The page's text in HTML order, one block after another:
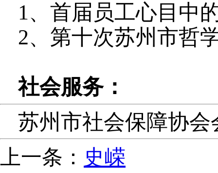
1、首届员工心目中
2、第十次苏州市哲
社会服务：
苏州市社会保障协会
上一条： 史嵘